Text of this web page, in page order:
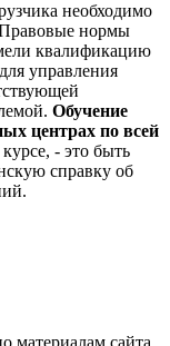
необходимо
нормы
квалификацию
управления
Обучение
центрах по всей
- это быть
справку об